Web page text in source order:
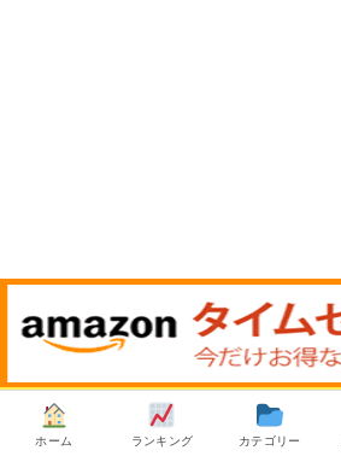
ホーム ランキング カテゴリー